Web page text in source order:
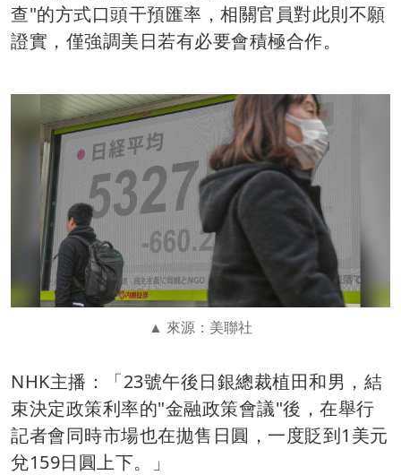
查"的方式口頭干預匯率，相關官員對此則不願
證實，僅強調美日若有必要會積極合作。
來源：美聯社
NHK主播：「23號午後日銀總裁植田和男，結
束決定政策利率的"金融政策會議"後，在舉行
記者會同時市場也在拋售日圓，一度貶到1美元
兌159日圓上下。」